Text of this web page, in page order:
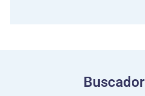
Buscador